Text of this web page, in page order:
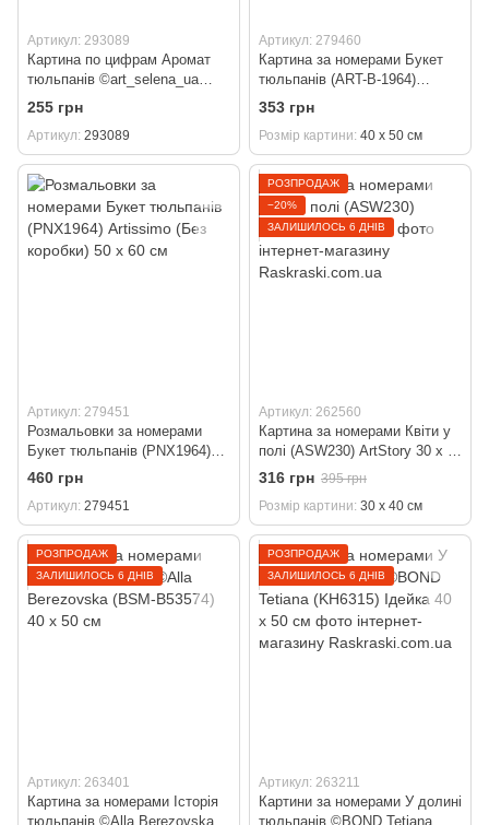
Артикул: 293089
Картина по цифрам Аромат
тюльпанів ©art_selena_ua
(KHO3279) Ідейка (Без
коробки) 30 х 40 см
255 грн
Артикул 293089
Артикул: 279460
Картина за номерами Букет
тюльпанів (ART-B-1964)
Artissimo 40 х 50 см
353 грн
Розмір картини 40 х 50 см
Артикул: 279451
Розмальовки за номерами
Букет тюльпанів (PNX1964)
Artissimo (Без коробки) 50 х
460 грн
Артикул 279451
РОЗПРОДАЖ
−20%
ЗАЛИШИЛОСЬ 6 ДНІВ
Артикул: 262560
Картина за номерами Квіти у
полі (ASW230) ArtStory 30 х 40
см
316 грн 395 грн
Розмір картини 30 х 40 см
РОЗПРОДАЖ
ЗАЛИШИЛОСЬ 6 ДНІВ
Артикул: 263401
Картина за номерами Історія
тюльпанів ©Alla Berezovska
РОЗПРОДАЖ
ЗАЛИШИЛОСЬ 6 ДНІВ
Артикул: 263211
Картини за номерами У долині
тюльпанів ©BOND Tetiana